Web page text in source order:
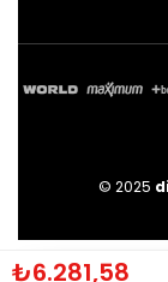
₺6.281,58
© 2025